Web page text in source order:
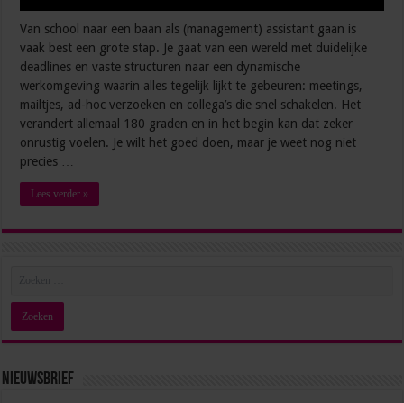
Van school naar een baan als (management) assistant gaan is
vaak best een grote stap. Je gaat van een wereld met duidelijke
deadlines en vaste structuren naar een dynamische
werkomgeving waarin alles tegelijk lijkt te gebeuren: meetings,
mailtjes, ad-hoc verzoeken en collega’s die snel schakelen. Het
verandert allemaal 180 graden en in het begin kan dat zeker
onrustig voelen. Je wilt het goed doen, maar je weet nog niet
precies …
Lees verder »
Nieuwsbrief